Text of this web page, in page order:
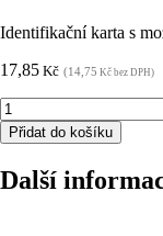
Identifikační karta s
17,85 Kč (14,75 Kč bez DPH)
Pouzdro
na
ID
Přidat do košíku
Další